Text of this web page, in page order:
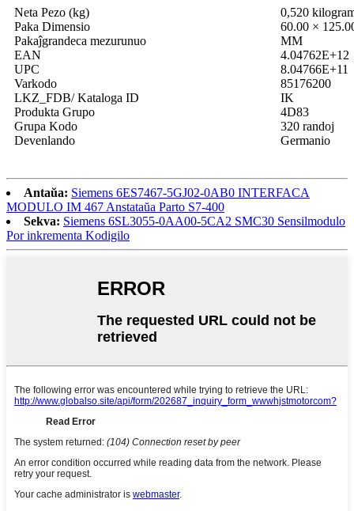
Neta Pezo (kg)
0,520
Paka Dimensio
60.00 ×
Pakaĵgrandeca mezurunuo
MM
EAN
4.04762E+12
UPC
8.04766E+11
Varkodo
85176200
LKZ_FDB/ Kataloga ID
IK
Produkta Grupo
4D83
Grupa Kodo
320 randoj
Devenlando
Germanio
Antaŭa: Siemens 6ES7467-5GJ02-0AB0 INTERFACA
MODULO IM 467 Anstataŭa Parto S7-400
Sekva: Siemens 6SL3055-0AA00-5CA2 SMC30 Sensilmodulo
Por inkrementa Kodigilo